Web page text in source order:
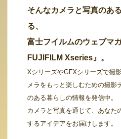
そんなカメラと写真のあ
る、
富士フイルムのウェブマ
FUJIFILM Xseries』。
XシリーズやGFXシリーズで撮
メラをもっと楽しむための撮影
のある暮らしの情報を発信中。
カメラと写真を通じて、あなた
するアイデアをお届けします。